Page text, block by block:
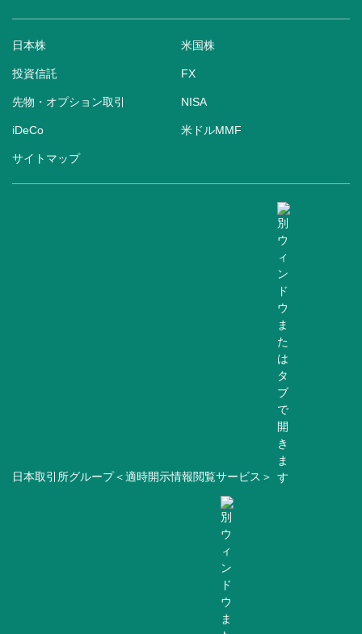
日本株 米国株
投資信託 FX
先物・オプション取引 NISA
iDeCo 米ドルMMF
サイトマップ
日本取引所グループ＜適時開示情報閲覧サービス＞